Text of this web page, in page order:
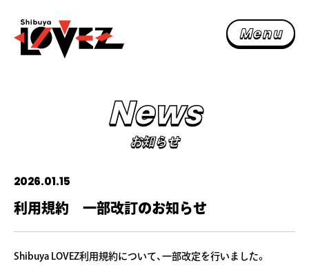
Menu
Sched
Fac
FAQ
Access
News
お知らせ
2026.01.15
利用規約 一部改訂のお知らせ
Shibuya LOVEZ利用規約について、一部改定を行いました。